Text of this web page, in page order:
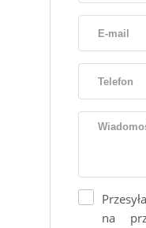
na